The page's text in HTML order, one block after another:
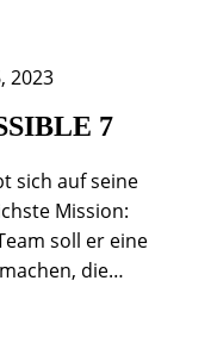
2023
7
sich auf seine
Mission:
soll er eine
die…